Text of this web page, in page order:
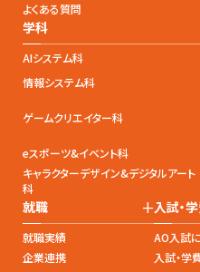
よくある質問
学科
AIシステム科
情報システム科
ゲームクリエイター科
eスポーツ&イベント科
キャラクターデザイン&デジタルアート
科
就職 +
就職実績
企業連携
入試・
AO入試
入試・学